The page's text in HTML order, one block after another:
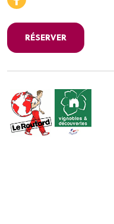
RÉSERVER